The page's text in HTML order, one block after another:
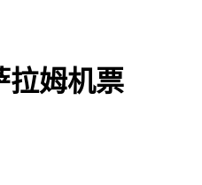
拉姆机票